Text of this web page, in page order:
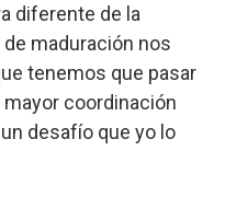
diferente de la
maduración nos
tenemos que pasar
mayor coordinación
desafío que yo lo